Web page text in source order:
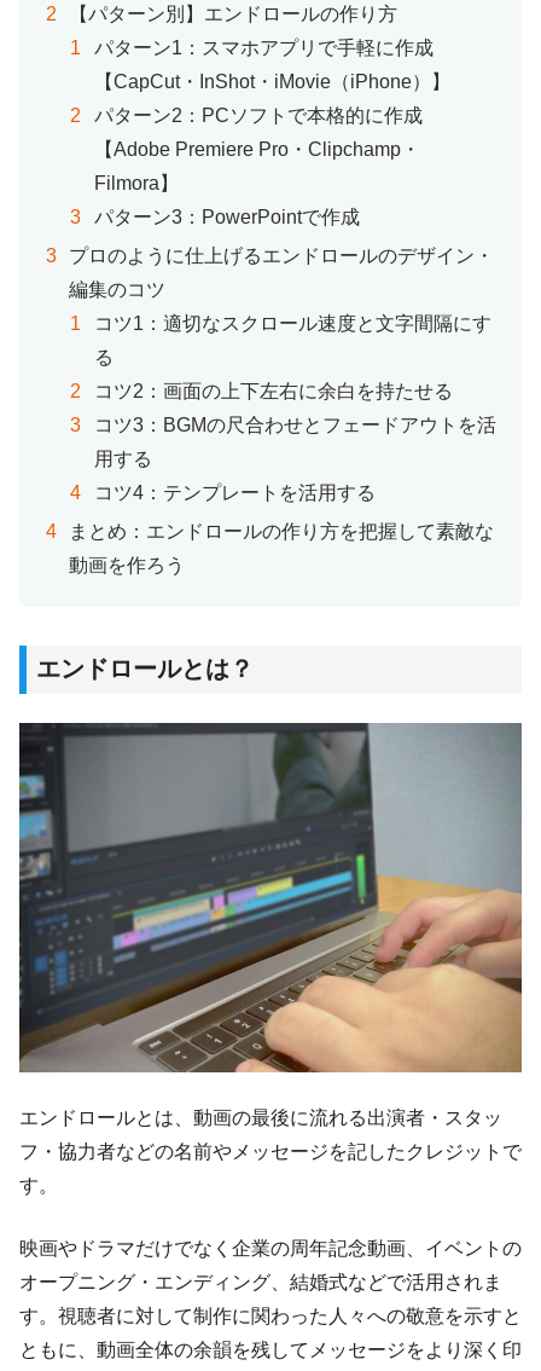
【パターン別】エンドロールの作り方
パターン1：スマホアプリで手軽に作成
【CapCut・InShot・iMovie（iPhone）】
パターン2：PCソフトで本格的に作成
【Adobe Premiere Pro・Clipchamp・
Filmora】
パターン3：PowerPointで作成
プロのように仕上げるエンドロールのデザイン・
編集のコツ
コツ1：適切なスクロール速度と文字間隔にす
る
コツ2：画面の上下左右に余白を持たせる
コツ3：BGMの尺合わせとフェードアウトを活
用する
コツ4：テンプレートを活用する
まとめ：エンドロールの作り方を把握して素敵な
動画を作ろう
エンドロールとは？
エンドロールとは、動画の最後に流れる出演者・スタッ
フ・協力者などの名前やメッセージを記したクレジットで
す。
映画やドラマだけでなく企業の周年記念動画、イベントの
オープニング・エンディング、結婚式などで活用されま
す。視聴者に対して制作に関わった人々への敬意を示すと
ともに、動画全体の余韻を残してメッセージをより深く印